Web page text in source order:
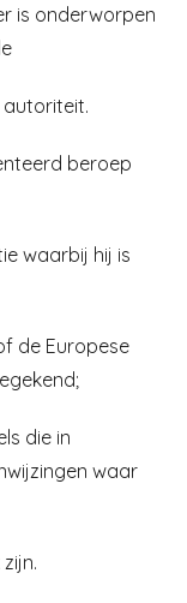
is onderworpen
beroep
waarbij hij is
de Europese
die in
waar